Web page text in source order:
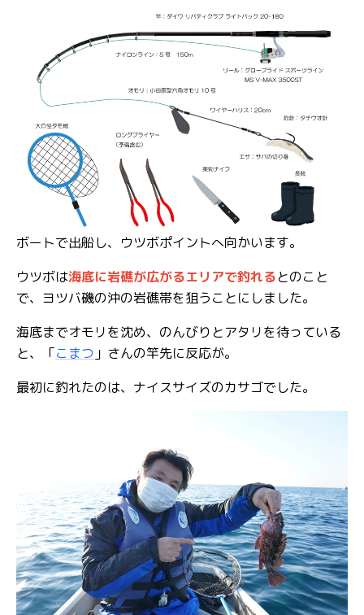
ボートで出船し、ウツボポイントへ向かいます。
ウツボは海底に岩礁が広がるエリアで釣れるとのこと
で、ヨツバ磯の沖の岩礁帯を狙うことにしました。
海底までオモリを沈め、のんびりとアタリを待っている
と、「こまつ 」さんの竿先に反応が。
最初に釣れたのは、ナイスサイズのカサゴでした。